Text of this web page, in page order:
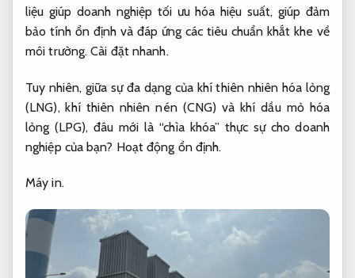
liệu giúp doanh nghiệp tối ưu hóa hiệu suất, giúp đảm
bảo tính ổn định và đáp ứng các tiêu chuẩn khắt khe về
môi trường.Cài đặt nhanh.
Tuy nhiên, giữa sự đa dạng của khí thiên nhiên hóa lỏng
(LNG), khí thiên nhiên nén (CNG) và khí dầu mỏ hóa
lỏng (LPG), đâu mới là “chìa khóa” thực sự cho doanh
nghiệp của bạn? Hoạt động ổn định.
Máy in.